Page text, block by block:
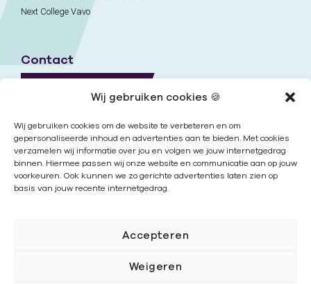
Wij gebruiken cookies 🍪
Wij gebruiken cookies om de website te verbeteren en om
gepersonaliseerde inhoud en advertenties aan te bieden. Met cookies
verzamelen wij informatie over jou en volgen we jouw internetgedrag
binnen. Hiermee passen wij onze website en communicatie aan op jouw
voorkeuren. Ook kunnen we zo gerichte advertenties laten zien op
basis van jouw recente internetgedrag.
Accepteren
Weigeren
Next College Vavo
Contact
Nieuwsbrief